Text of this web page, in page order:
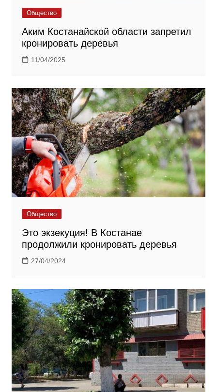
Общество
Аким Костанайской области запретил
кронировать деревья
11/04/2025
Общество
Это экзекуция! В Костанае
продолжили кронировать деревья
27/04/2024